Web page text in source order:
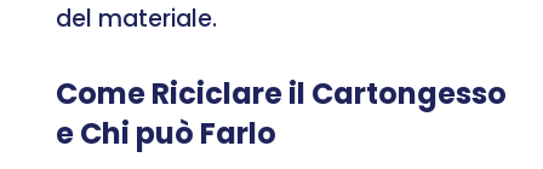
del materiale.
Come Riciclare il Cartongesso
e Chi può Farlo